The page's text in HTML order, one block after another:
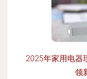
2025年家用电器
领